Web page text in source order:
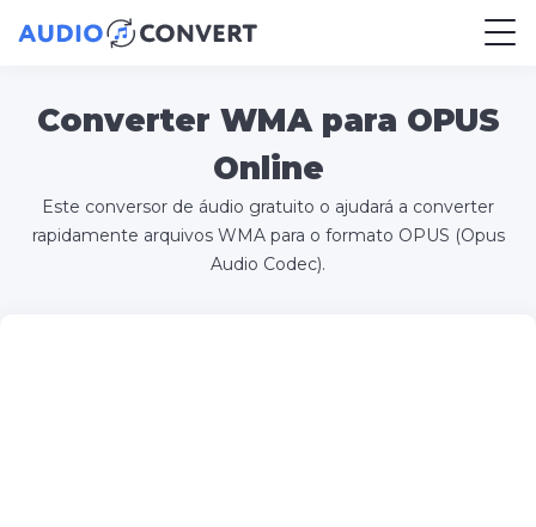
Converter WMA para OPUS
Online
Este conversor de áudio gratuito o ajudará a converter
rapidamente arquivos WMA para o formato OPUS (Opus
Audio Codec).